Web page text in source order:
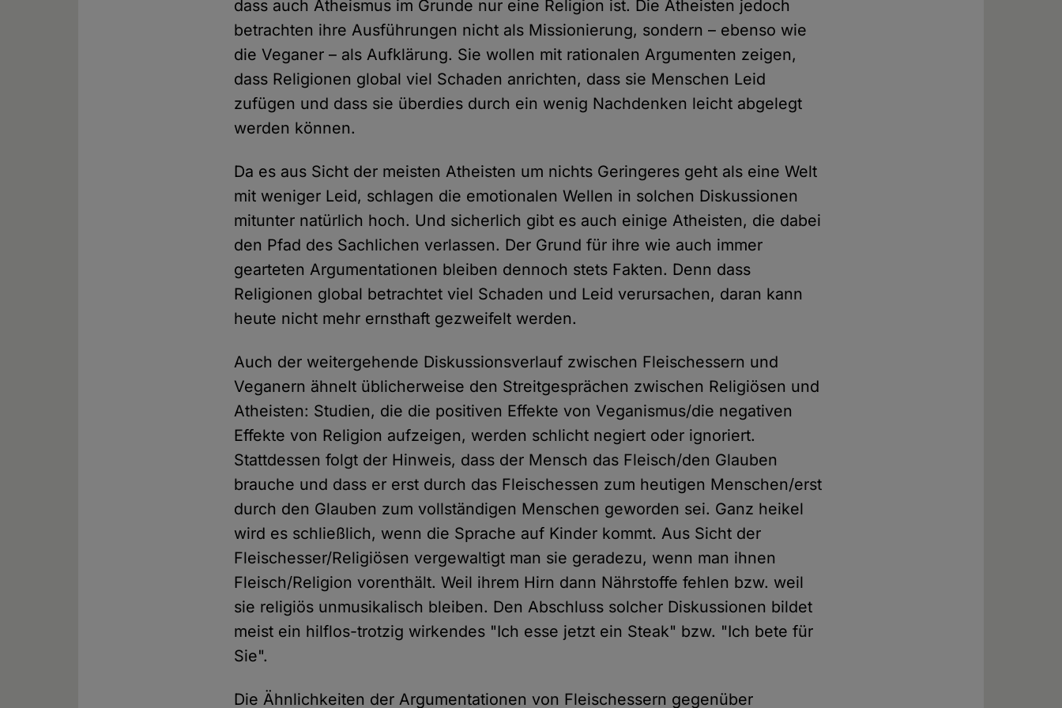
dass auch Atheismus im Grunde nur eine Religion ist. Die Atheisten jedoch
betrachten ihre Ausführungen nicht als Missionierung, sondern – ebenso wie
die Veganer – als Aufklärung. Sie wollen mit rationalen Argumenten zeigen,
dass Religionen global viel Schaden anrichten, dass sie Menschen Leid
zufügen und dass sie überdies durch ein wenig Nachdenken leicht abgelegt
werden können.
Da es aus Sicht der meisten Atheisten um nichts Geringeres geht als eine Welt
mit weniger Leid, schlagen die emotionalen Wellen in solchen Diskussionen
mitunter natürlich hoch. Und sicherlich gibt es auch einige Atheisten, die dabei
den Pfad des Sachlichen verlassen. Der Grund für ihre wie auch immer
gearteten Argumentationen bleiben dennoch stets Fakten. Denn dass
Religionen global betrachtet viel Schaden und Leid verursachen, daran kann
heute nicht mehr ernsthaft gezweifelt werden.
Auch der weitergehende Diskussionsverlauf zwischen Fleischessern und
Veganern ähnelt üblicherweise den Streitgesprächen zwischen Religiösen und
Atheisten: Studien, die die positiven Effekte von Veganismus/die negativen
Effekte von Religion aufzeigen, werden schlicht negiert oder ignoriert.
Stattdessen folgt der Hinweis, dass der Mensch das Fleisch/den Glauben
brauche und dass er erst durch das Fleischessen zum heutigen Menschen/erst
durch den Glauben zum vollständigen Menschen geworden sei. Ganz heikel
wird es schließlich, wenn die Sprache auf Kinder kommt. Aus Sicht der
Fleischesser/Religiösen vergewaltigt man sie geradezu, wenn man ihnen
Fleisch/Religion vorenthält. Weil ihrem Hirn dann Nährstoffe fehlen bzw. weil
sie religiös unmusikalisch bleiben. Den Abschluss solcher Diskussionen bildet
meist ein hilflos-trotzig wirkendes "Ich esse jetzt ein Steak" bzw. "Ich bete für
Sie".
Die Ähnlichkeiten der Argumentationen von Fleischessern gegenüber